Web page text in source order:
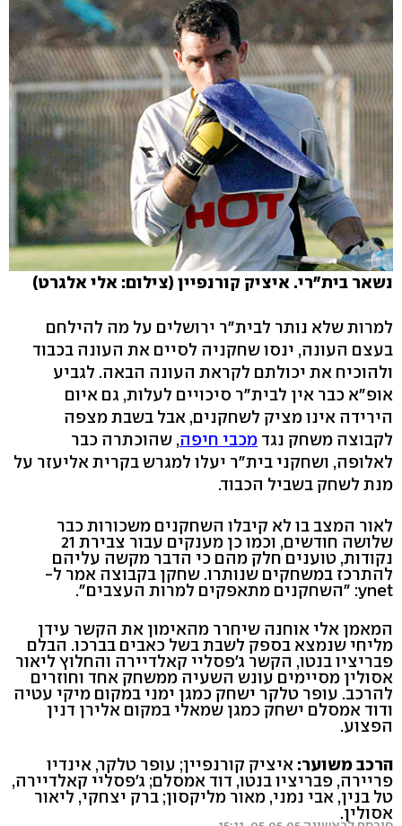
נשאר בית"רי. איציק קורנפיין (צילום: אלי אלגרט)
למרות שלא נותר לבית"ר ירושלים על מה להילחם
בעצם העונה, ינסו שחקניה לסיים את העונה בכבוד
ולהוכיח את יכולתם לקראת העונה הבאה. לגביע
אופ"א כבר אין לבית"ר סיכויים לעלות, גם איום
הירידה אינו מציק לשחקנים, אבל בשבת מצפה
לקבוצה משחק נגד מכבי חיפה, שהוכתרה כבר
לאלופה, ושחקני בית"ר יעלו למגרש בקרית אליעזר על
מנת לשחק בשביל הכבוד.
לאור המצב בו לא קיבלו השחקנים משכורות כבר
שלושה חודשים, וכמו כן מענקים עבור צבירת 21
נקודות, טוענים חלק מהם כי הדבר מקשה עליהם
להתרכז במשחקים שנותרו. שחקן בקבוצה אמר ל-
ynet: "השחקנים מתאפקים למרות העצבים".
המאמן אלי אוחנה שיחרר מהאימון את הקשר עידן
מליחי שנמצא בספק לשבת בשל כאבים בברכו. הבלם
פבריציו בנטו, הקשר ג'פסליי קאלדיירה והחלוץ ליאור
אסולין מסיימים עונש השעיה ממשחק אחד וחוזרים
להרכב. עופר טלקר ישחק כמגן ימני במקום מיקי עטיה
ודוד אמסלם ישחק כמגן שמאלי במקום אלירן דנין
הפצוע.
הרכב משוער: איציק קורנפיין; עופר טלקר, אינדיו
פריירה, פבריציו בנטו, דוד אמסלם; ג'פסליי קאלדיירה,
טל בנין, אבי נמני, מאור מליקסון; ברק יצחקי, ליאור
אסולין.